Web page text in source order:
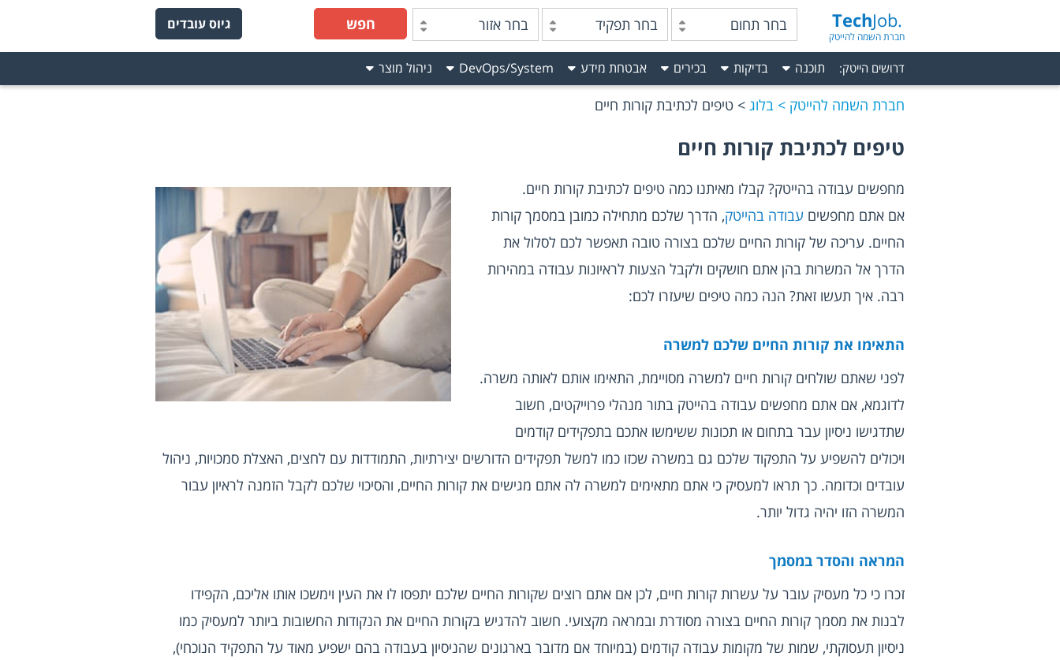
TechJob.
חברת השמה להייטק
בחר תחום בחר תפקיד בחר אזור חפש גיוס עובדים
דרושים הייטק: תוכנה בדיקות בכירים אבטחת מידע DevOps/System ניהול מוצר
חברת השמה להייטק בלוג טיפים לכתיבת קורות חיים
טיפים לכתיבת קורות חיים
מחפשים עבודה בהייטק? קבלו מאיתנו כמה טיפים לכתיבת קורות חיים.
אם אתם מחפשים עבודה בהייטק
רבה. איך תעשו זאת? הנה כמה טיפים שיעזרו לכם:
התאימו את קורות החיים שלכם למשרה
לדוגמא, אם אתם מחפשים עבודה בהייטק בתור מנהלי פרוייקטים,
המשרה הזו יהיה גדול יותר.
המראה והסדר במסמך